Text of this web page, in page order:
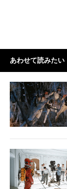
あわせて読みたい